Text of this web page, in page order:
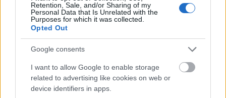
Retention, Sale, and/or Sharing of my
Personal Data that Is Unrelated with the
Purposes for which it was collected.
Opted Out
Google consents
I want to allow Google to enable storage
related to advertising like cookies on web or
device identifiers in apps.
Το φαινόμενο της Ιδρυματοποίησης
15:15
Ισπανία: Το κύκλωμα των 24 εκατ. ευρώ –
Ναρκωτικά στο ένα δρομολόγιο, μετανάστες
Πανεπιστήμιο Πατρών: 168 αιτήσεις από 23
χώρες για το αγγλόφωνο Ιατρικό Τμήμα